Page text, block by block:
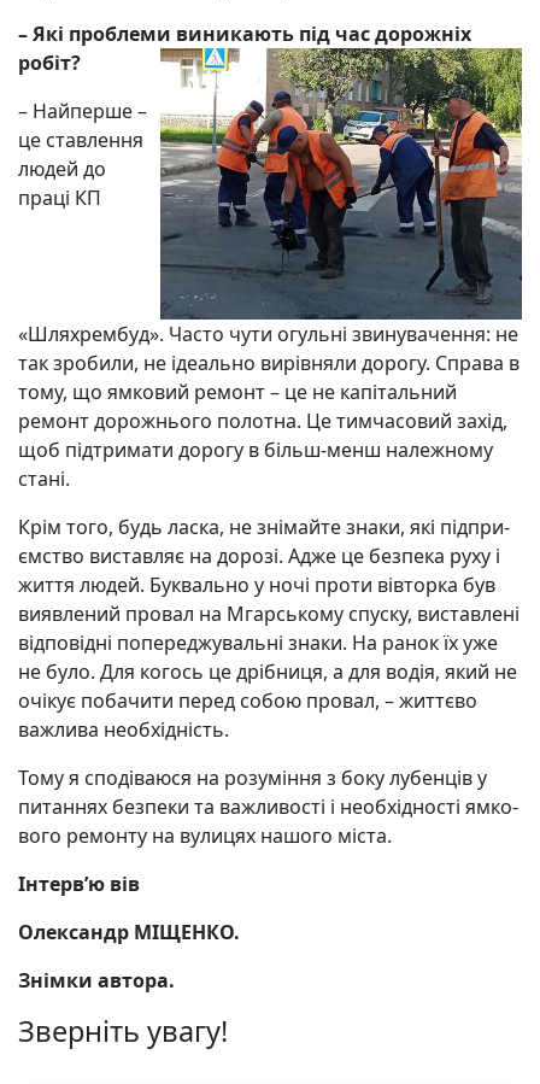
– Які проблеми вини­кають під час дорожніх
робіт?
– Найперше –
це став­лення
людей до
праці КП
«Шляхрембуд». Часто чути огульні звинувачення: не
так зробили, не ідеально вирівняли дорогу. Справа в
тому, що ямковий ремонт – це не капітальний
ремонт дорожнього полотна. Це тимчасовий захід,
щоб під­три­мати дорогу в більш-менш належному
стані.
Крім того, будь ласка, не знімайте знаки, які під­при­
ємство виставляє на дорозі. Адже це безпека руху і
жит­тя людей. Буква­льно у ночі проти вівторка був
вияв­лений провал на Мгарсь­кому спуску, вистав­лені
відповідні попереджу­вальні знаки. На ранок їх уже
не було. Для ко­гось це дріб­ниця, а для во­дія, який не
очікує поба­чити перед со­бою провал, – жит­тєво
важ­лива необхід­ність.
Тому я сподіваюся на розуміння з боку лубенців у
питаннях безпеки та важ­ливості і необхідності ямко­
вого ремонту на вулицях нашого міста.
Інтерв’ю вів
Олександр МІЩЕНКО.
Знімки автора.
Зверніть увагу!